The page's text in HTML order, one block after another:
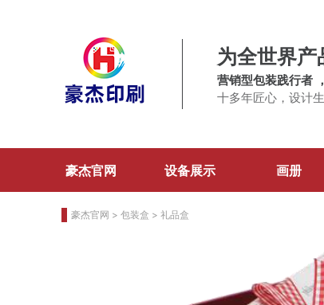
为全世界产
营销型包装践行者
十多年匠心，设计
豪杰官网 设备展示 画册
豪杰官网 > 包装盒 > 礼品盒